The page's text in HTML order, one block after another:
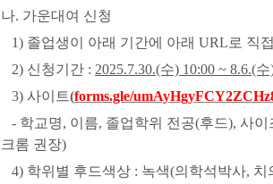
나. 가운대여 신청
1) 졸업생이 아래 기간에 아래 URL로 직
2) 신청기간 : 2025.7.30.(수) 10:00 ~ 8.6.(
3) 사이트(forms.gle/
- 학교명, 이름, 졸업학위 전공(후드), 사
크롬 권장)
4) 학위별 후드색상 : 녹색(의학석박사,